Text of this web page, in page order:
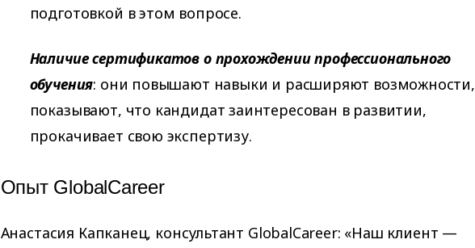
подготовкой в этом вопросе.
Наличие сертификатов о прохождении профессионального
обучения: они повышают навыки и расширяют возможности,
показывают, что кандидат заинтересован в развитии,
прокачивает свою экспертизу.
Опыт GlobalCareer
Анастасия Капканец, консультант GlobalCareer: «Наш клиент —